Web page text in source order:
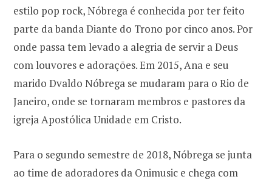
estilo pop rock, Nóbrega é conhecida por ter feito
parte da banda Diante do Trono por cinco anos. Por
onde passa tem levado a alegria de servir a Deus
com louvores e adorações. Em 2015, Ana e seu
marido Dvaldo Nóbrega se mudaram para o Rio de
Janeiro, onde se tornaram membros e pastores da
igreja Apostólica Unidade em Cristo.
Para o segundo semestre de 2018, Nóbrega se junta
ao time de adoradores da Onimusic e chega com